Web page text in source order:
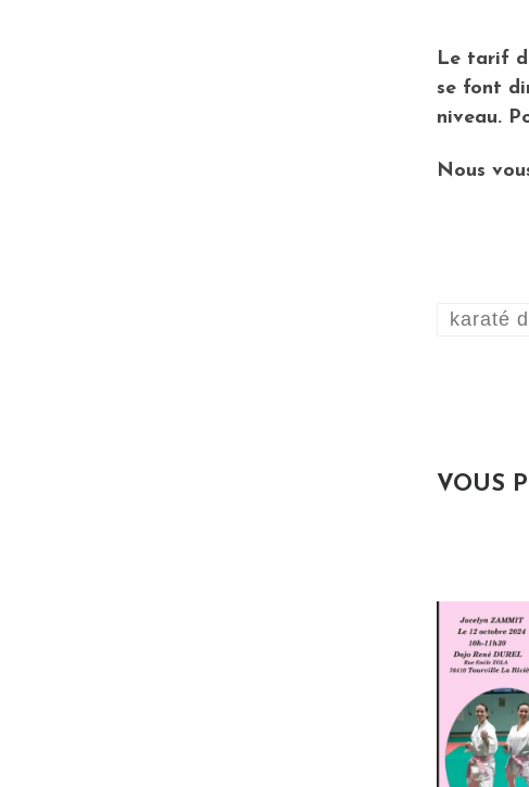
Le tarif
se font
niveau.
Nous
karaté
VOUS